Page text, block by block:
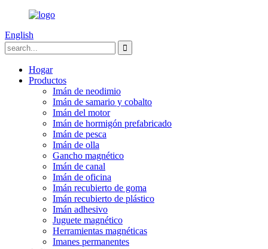
English
Hogar
Productos
Imán de neodimio
Imán de samario y cobalto
Imán del motor
Imán de hormigón prefabricado
Imán de pesca
Imán de olla
Gancho magnético
Imán de canal
Imán de oficina
Imán recubierto de goma
Imán recubierto de plástico
Imán adhesivo
Juguete magnético
Herramientas magnéticas
Imanes permanentes